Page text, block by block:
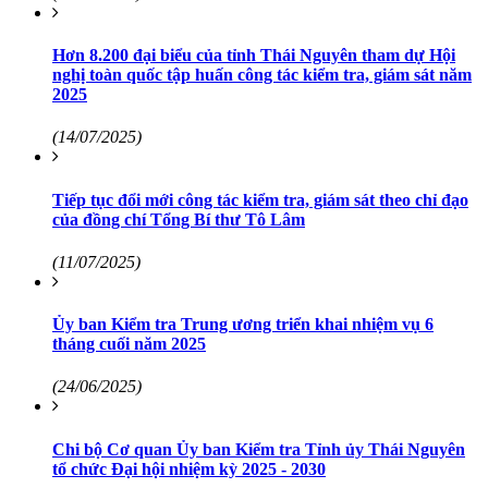
Hơn 8.200 đại biểu của tỉnh Thái Nguyên tham dự Hội
nghị toàn quốc tập huấn công tác kiểm tra, giám sát năm
2025
(14/07/2025)
Tiếp tục đổi mới công tác kiểm tra, giám sát theo chỉ đạo
của đồng chí Tổng Bí thư Tô Lâm
(11/07/2025)
Ủy ban Kiểm tra Trung ương triển khai nhiệm vụ 6
tháng cuối năm 2025
(24/06/2025)
Chi bộ Cơ quan Ủy ban Kiểm tra Tỉnh ủy Thái Nguyên
tổ chức Đại hội nhiệm kỳ 2025 - 2030